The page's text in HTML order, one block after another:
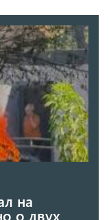
на
о двух